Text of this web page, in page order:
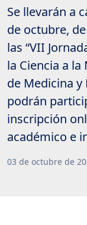
Se llevarán a
de octubre,
las “VII
la Ciencia a
de Medicina y
podrán
inscripción
académico e
03 de octubre de